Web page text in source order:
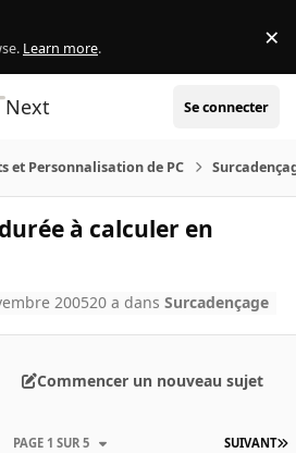
Learn more. ×
Next Se connecter
et Personnalisation de PC
à calculer en
200520 a dansSurcadençage
Commencer un nouveau sujet
SUIVANT
PAGE 1 SUR 5